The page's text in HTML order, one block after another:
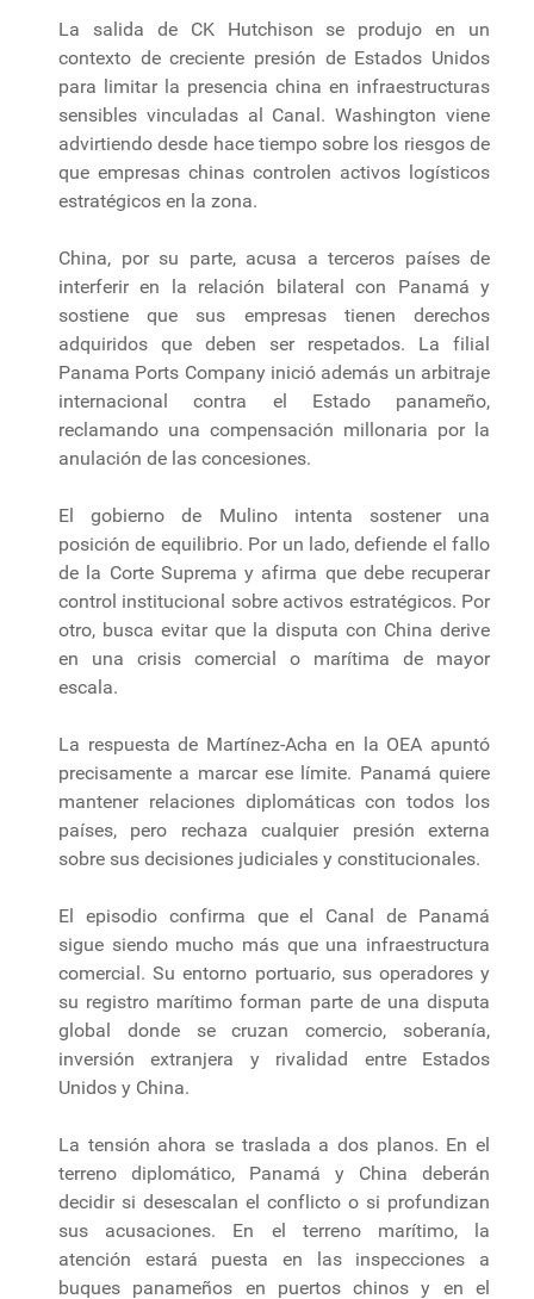
La salida de CK Hutchison se produjo en un
contexto de creciente presión de Estados Unidos
para limitar la presencia china en infraestructuras
sensibles vinculadas al Canal. Washington viene
advirtiendo desde hace tiempo sobre los riesgos de
que empresas chinas controlen activos logísticos
estratégicos en la zona.
China, por su parte, acusa a terceros países de
interferir en la relación bilateral con Panamá y
sostiene que sus empresas tienen derechos
adquiridos que deben ser respetados. La filial
Panama Ports Company inició además un arbitraje
internacional contra el Estado panameño,
reclamando una compensación millonaria por la
anulación de las concesiones.
El gobierno de Mulino intenta sostener una
posición de equilibrio. Por un lado, defiende el fallo
de la Corte Suprema y afirma que debe recuperar
control institucional sobre activos estratégicos. Por
otro, busca evitar que la disputa con China derive
en una crisis comercial o marítima de mayor
escala.
La respuesta de Martínez-Acha en la OEA apuntó
precisamente a marcar ese límite. Panamá quiere
mantener relaciones diplomáticas con todos los
países, pero rechaza cualquier presión externa
sobre sus decisiones judiciales y constitucionales.
El episodio confirma que el Canal de Panamá
sigue siendo mucho más que una infraestructura
comercial. Su entorno portuario, sus operadores y
su registro marítimo forman parte de una disputa
global donde se cruzan comercio, soberanía,
inversión extranjera y rivalidad entre Estados
Unidos y China.
La tensión ahora se traslada a dos planos. En el
terreno diplomático, Panamá y China deberán
decidir si desescalan el conflicto o si profundizan
sus acusaciones. En el terreno marítimo, la
atención estará puesta en las inspecciones a
buques panameños en puertos chinos y en el